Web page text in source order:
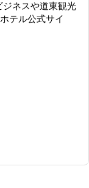
ネスや道東観光
テル公式サイ